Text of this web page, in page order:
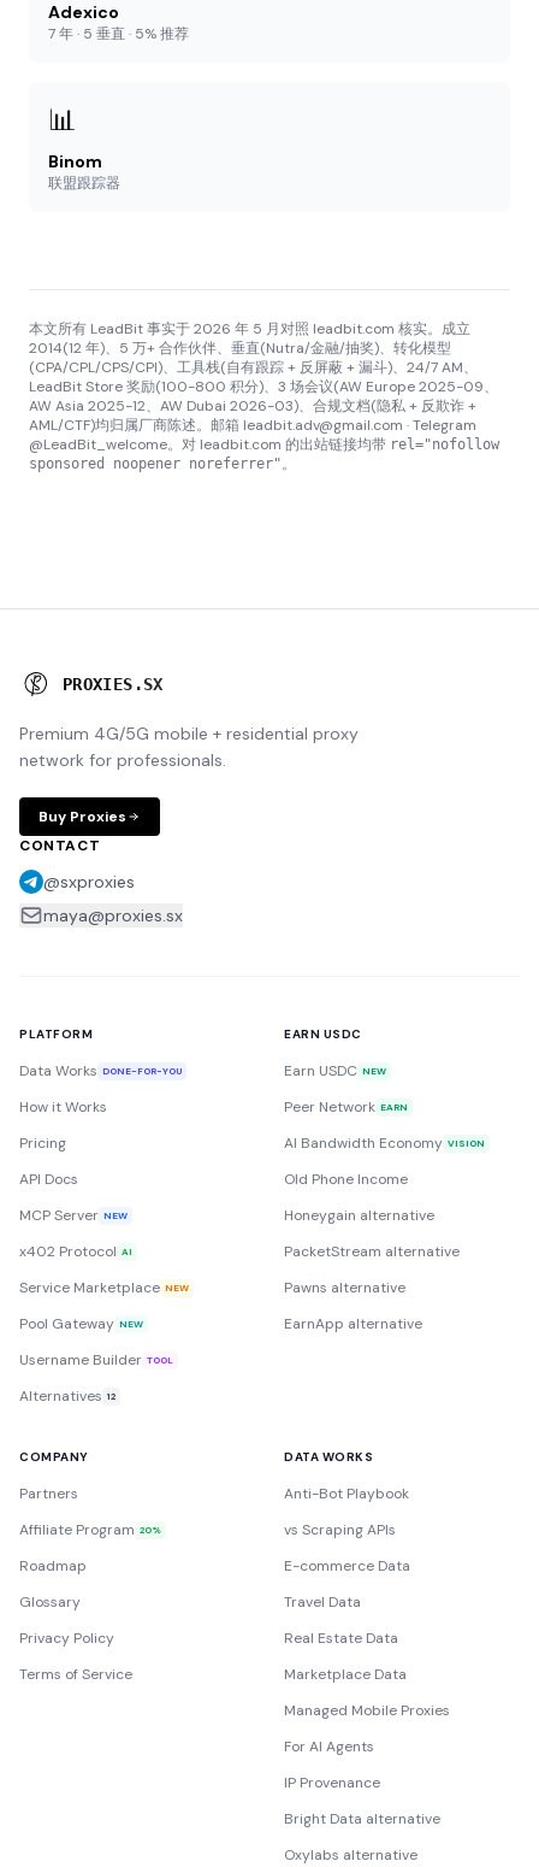
Adexico
7 年 · 5 垂直 · 5% 推荐
📊
Binom
联盟跟踪器
本文所有 LeadBit 事实于 2026 年 5 月对照 leadbit.com 核实。成立
2014(12 年)、5 万+ 合作伙伴、垂直(Nutra/金融/抽奖)、转化模型
(CPA/CPL/CPS/CPI)、工具栈(自有跟踪 + 反屏蔽 + 漏斗)、24/7 AM、
LeadBit Store 奖励(100-800 积分)、3 场会议(AW Europe 2025-09、
AW Asia 2025-12、AW Dubai 2026-03)、合规文档(隐私 + 反欺诈 +
AML/CTF)均归属厂商陈述。邮箱 leadbit.adv@gmail.com · Telegram
@LeadBit_welcome。对 leadbit.com 的出站链接均带 rel="nofollow
sponsored noopener noreferrer"。
PROXIES .SX
Premium 4G/5G mobile + residential proxy
network for professionals.
Buy Proxies
CONTACT
@sxproxies
maya@proxies.sx
PLATFORM
Data Works DONE-FOR-YOU
How it Works
Pricing
API Docs
MCP Server NEW
x402 Protocol AI
Service Marketplace NEW
Pool Gateway NEW
Username Builder TOOL
Alternatives 12
EARN USDC
Earn USDC NEW
Peer Network EARN
AI Bandwidth Economy VISION
Old Phone Income
Honeygain alternative
PacketStream alternative
Pawns alternative
EarnApp alternative
COMPANY
Partners
Affiliate Program 20%
Roadmap
Glossary
Privacy Policy
Terms of Service
DATA WORKS
Anti-Bot Playbook
vs Scraping APIs
E-commerce Data
Travel Data
Real Estate Data
Marketplace Data
Managed Mobile Proxies
For AI Agents
IP Provenance
Bright Data alternative
Oxylabs alternative